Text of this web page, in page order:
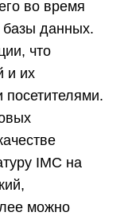
во время
данных.
что
и их
IMC на
можно